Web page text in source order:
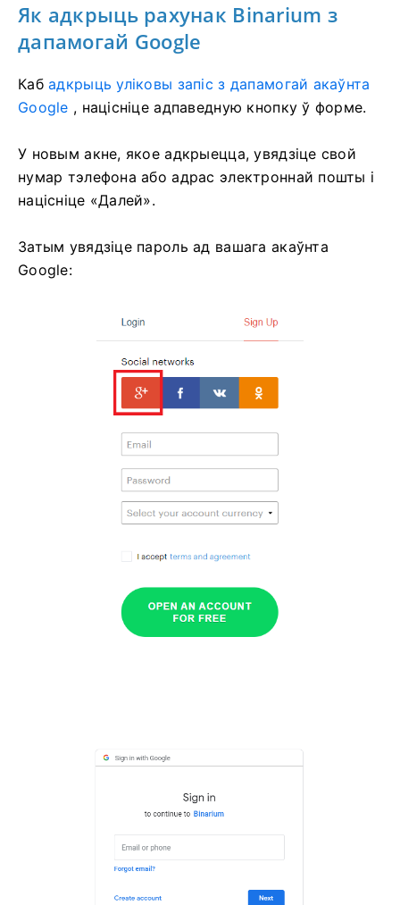
Як адкрыць рахунак Binarium з
дапамогай Google
Кабадкрыць уліковы запіс з дапамогай акаўнта
Google , націсніце адпаведную кнопку ў форме.
У новым акне, якое адкрыецца, увядзіце свой
нумар тэлефона або адрас электроннай пошты і
націсніце «Далей».
Затым увядзіце пароль ад вашага акаўнта
Google: